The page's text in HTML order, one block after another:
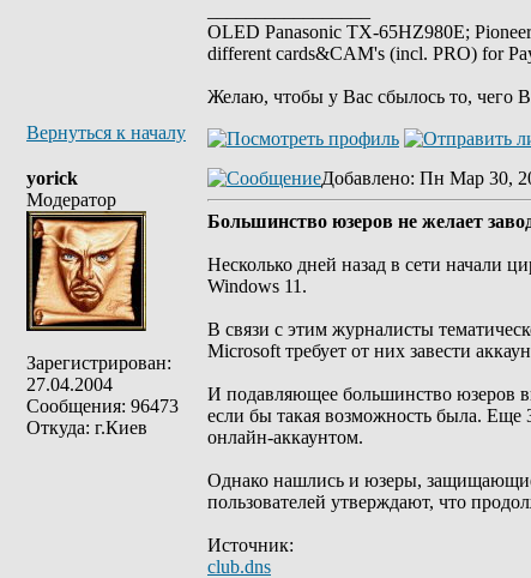
OLED Panasonic TX-65HZ980E;
different cards&CAM's (incl. PRO) for
Желаю, чтобы у Вас сбылось то, чего
Вернуться к началу
yorick
Модератор
Зарегистрирован:
27.04.2004
Сообщения: 96473
Откуда: г.Киев
Добавлено: Пн Мар 30,
Большинство юзеров не желает
Несколько дней назад в сети начали
Windows 11.
В связи с этим журналисты
Microsoft требует от них завести
И подавляющее большинство юзеров
если бы такая возможность была. Еще
онлайн-аккаунтом.
Однако нашлись и юзеры, защищающие
пользователей утверждают, что
Источник:
club.dns